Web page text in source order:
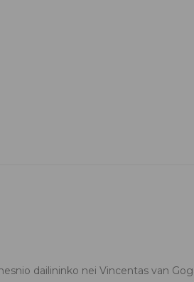
dailininko nei Vincentas van